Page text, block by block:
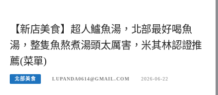
【新店美食】超人鱸魚湯，北部最好喝魚
湯，整隻魚熬煮湯頭太厲害，米其林認證推
薦(菜單)
北部美食 LUPANDA0614@GMAIL.COM 2026-06-22